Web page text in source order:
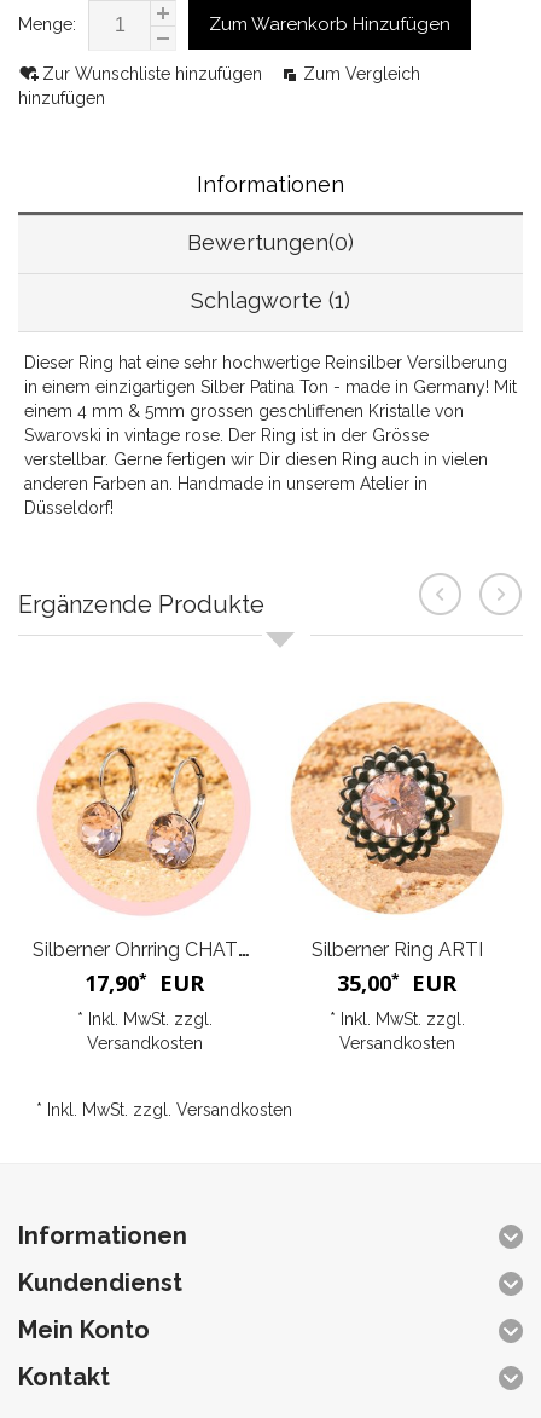
Menge: Zum Warenkorb Hinzufügen
Zur Wunschliste hinzufügen
Zum Vergleich
hinzufügen
Informationen
Bewertungen(0)
Schlagworte (1)
Dieser Ring hat eine sehr hochwertige Reinsilber Versilberung
in einem einzigartigen Silber Patina Ton - made in Germany! Mit
einem 4 mm & 5mm grossen geschliffenen Kristalle von
Swarovski in vintage rose. Der Ring ist in der Grösse
verstellbar. Gerne fertigen wir Dir diesen Ring auch in vielen
anderen Farben an. Handmade in unserem Atelier in
Düsseldorf!
Ergänzende Produkte
Silberner Ohrring CHATON
17,90* EUR
* Inkl. MwSt. zzgl.
Versandkosten
Silberner Ring ARTI
35,00* EUR
* Inkl. MwSt. zzgl.
Versandkosten
* Inkl. MwSt. zzgl. Versandkosten
Informationen
Kundendienst
Mein Konto
Kontakt